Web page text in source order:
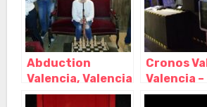
Abduction
Valencia, Valencia
– Valencia
Cronos
Valencia –
Valencia